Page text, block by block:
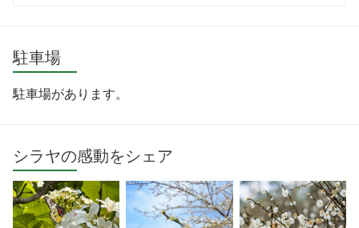
駐車場
駐車場があります。
シラヤの感動をシェア